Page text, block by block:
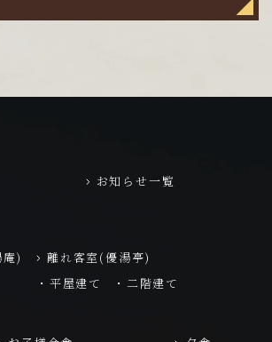
お知らせ一覧
)
離れ客室(優湯亭)
・平屋建て
・二階建て